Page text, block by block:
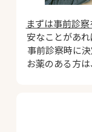
まずは事前診
安なことがあ
事前診察時に
お薬のある方